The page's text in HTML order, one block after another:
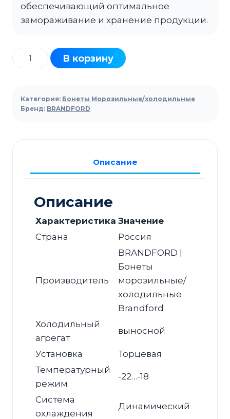
обеспечивающий оптимальное
замораживание и хранение продукции.
Количество
товара
морозильная
BRANDFORD
SE
торец
испарителем
В корзину
Категория: Бонеты Морозильные/холодильные
Бренд: BRANDFORD
Описание
Описание
Характеристика Значение
Страна
Россия
Производитель
BRANDFORD |
Бонеты
морозильные/
холодильные
Brandford
Холодильный
агрегат
выносной
Установка
Торцевая
Температурный
режим
-22…-18
Система
охлаждения
Динамический